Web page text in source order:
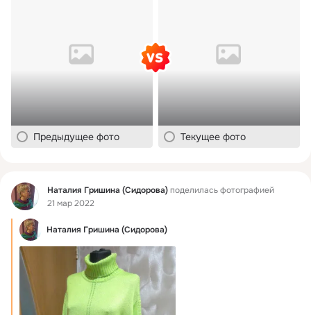
Предыдущее фото Текущее фото
Фид Наталия Гришина (Сидорова)поделилась фотографией
21 мар 2022
Наталия Гришина (Сидорова)